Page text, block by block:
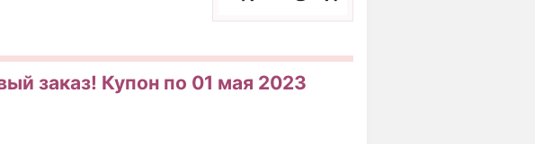
заказ! Купон по 01 мая 2023